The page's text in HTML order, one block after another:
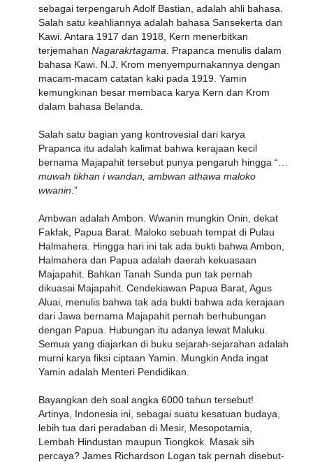
sebagai terpengaruh Adolf Bastian, adalah ahli bahasa.
Salah satu keahliannya adalah bahasa Sansekerta dan
Kawi. Antara 1917 dan 1918, Kern menerbitkan
terjemahan Nagarakrtagama . Prapanca menulis dalam
bahasa Kawi. N.J. Krom menyempurnakannya dengan
macam-macam catatan kaki pada 1919. Yamin
kemungkinan besar membaca karya Kern dan Krom
dalam bahasa Belanda.
Salah satu bagian yang kontrovesial dari karya
Prapanca itu adalah kalimat bahwa kerajaan kecil
bernama Majapahit tersebut punya pengaruh hingga “…
muwah tikhan i wandan, ambwan athawa maloko
wwanin .”
Ambwan adalah Ambon. Wwanin mungkin Onin, dekat
Fakfak, Papua Barat. Maloko sebuah tempat di Pulau
Halmahera. Hingga hari ini tak ada bukti bahwa Ambon,
Halmahera dan Papua adalah daerah kekuasaan
Majapahit. Bahkan Tanah Sunda pun tak pernah
dikuasai Majapahit. Cendekiawan Papua Barat, Agus
Aluai, menulis bahwa tak ada bukti bahwa ada kerajaan
dari Jawa bernama Majapahit pernah berhubungan
dengan Papua. Hubungan itu adanya lewat Maluku.
Semua yang diajarkan di buku sejarah-sejarahan adalah
murni karya fiksi ciptaan Yamin. Mungkin Anda ingat
Yamin adalah Menteri Pendidikan.
Bayangkan deh soal angka 6000 tahun tersebut!
Artinya, Indonesia ini, sebagai suatu kesatuan budaya,
lebih tua dari peradaban di Mesir, Mesopotamia,
Lembah Hindustan maupun Tiongkok. Masak sih
percaya? James Richardson Logan tak pernah disebut-